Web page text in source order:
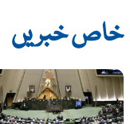
خاص خبریں